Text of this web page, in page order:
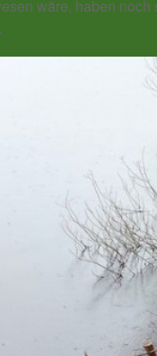
wäre, haben